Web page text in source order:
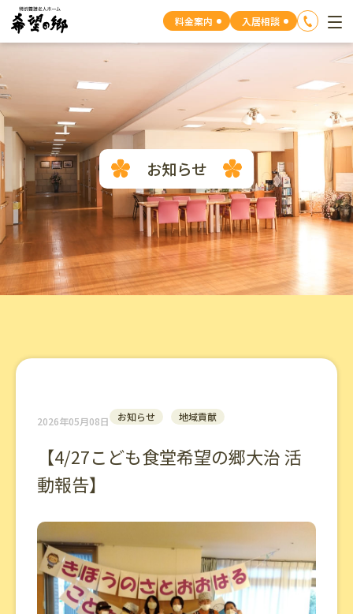
料金案内 入居相談
お知らせ
2026年05月08日 お知らせ 地域貢献
【4/27こども食堂希望の郷大治 活
動報告】